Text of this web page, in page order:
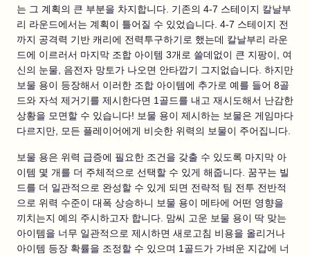
는 그 계획의 큰 부분을 차지합니다. 기존의 4-7 스테이지 칼날부
리 라운드에서는 계획이 틀어질 수 있었습니다. 4-7 스테이지 전
까지 공격력 기반 캐리에 전력투구하기로 했는데 칼날부리 라운
드에 이르러서 마지막 조합 아이템 3개로 쓸데없이 큰 지팡이, 여
신의 눈물, 음전자 망토가 나오면 안타깝기 그지없습니다. 하지만
보물 용이 등장해서 이러한 조합 아이템에 추가로 예를 들어 8골
드와 자석 제거기를 제시한다면 1골드를 내고 재시도해서 난감한
상황을 모면할 수 있습니다! 보물 용이 제시하는 보물은 게임마다
다르지만, 모든 플레이어에게 비슷한 위력의 보물이 주어집니다.
보물 용은 위력 급증에 필요한 조건을 갖출 수 있도록 마지막 아
이템 몇 개를 더 주체적으로 선택할 수 있게 해줍니다. 꿈꾸는 빌
드를 더 일관적으로 완성할 수 있게 되면 전략적 팀 전투 전반적
으로 위력 수준이 대폭 상승하니 보물 용이 메타에 어떤 영향을
끼치는지 예의 주시하고자 합니다. 맘씨 고운 보물 용이 딱 맞는
아이템을 너무 일관적으로 제시하면 새로고침 비용을 올리거나
아이템 등장 확률을 조정할 수 있으며 1골드가 가벼운 지갑에 너